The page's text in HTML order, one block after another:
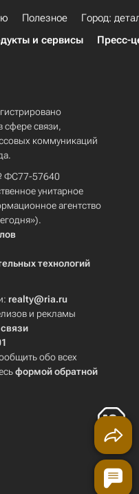
Полезное
Город:
и сервисы Пресс-
сфере связи,
коммуникаций
ФС77-57640
унитарное
агентство
технологий
realty@ria.ru
и рекламы
обо всех
формой обратной